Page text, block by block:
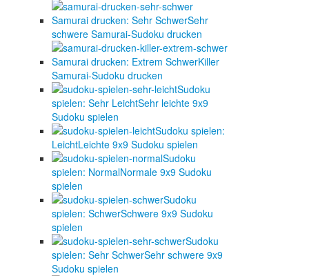
Samurai drucken: Sehr SchwerSehr
schwere Samurai-Sudoku drucken
Samurai drucken: Extrem SchwerKiller
Samurai-Sudoku drucken
Sudoku
spielen: Sehr LeichtSehr leichte 9x9
Sudoku spielen
Sudoku spielen:
LeichtLeichte 9x9 Sudoku spielen
Sudoku
spielen: NormalNormale 9x9 Sudoku
spielen
Sudoku
spielen: SchwerSchwere 9x9 Sudoku
spielen
Sudoku
spielen: Sehr SchwerSehr schwere 9x9
Sudoku spielen